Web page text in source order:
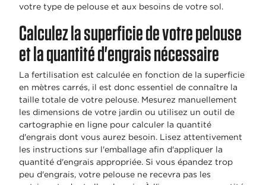
votre type de pelouse et aux besoins de votre sol.
Calculez la superficie de votre pelouse
et la quantité d'engrais nécessaire
La fertilisation est calculée en fonction de la superficie
en mètres carrés, il est donc essentiel de connaître la
taille totale de votre pelouse. Mesurez manuellement
les dimensions de votre jardin ou utilisez un outil de
cartographie en ligne pour calculer la quantité
d'engrais dont vous aurez besoin. Lisez attentivement
les instructions sur l'emballage afin d'appliquer la
quantité d'engrais appropriée. Si vous épandez trop
peu d'engrais, votre pelouse ne recevra pas les